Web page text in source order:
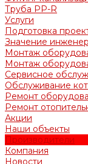
Труба PP-R
Услуги
Подготовка
Значение
Монтаж
Монтаж
Сервисное
Обслуживание
Ремонт
Ремонт
Акции
Наши объекты
Производители
Компания
Новости